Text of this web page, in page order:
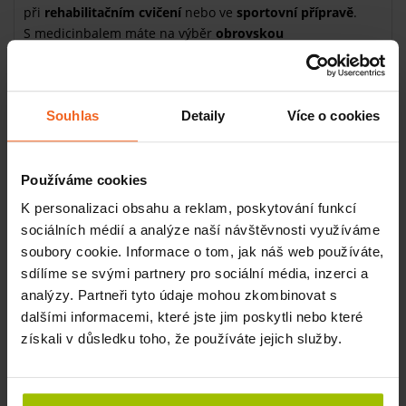
Souhlas Detaily Více o cookies
Používáme cookies
K personalizaci obsahu a reklam, poskytování funkcí
sociálních médií a analýze naší návštěvnosti využíváme
soubory cookie. Informace o tom, jak náš web používáte,
sdílíme se svými partnery pro sociální média, inzerci a
analýzy. Partneři tyto údaje mohou zkombinovat s
dalšími informacemi, které jste jim poskytli nebo které
získali v důsledku toho, že používáte jejich služby.
při rehabilitačním cvičenínebo ve sportovní přípravě.
S medicinbalem máte na výběr obrovskou
Vsaďte na dlouholeté zkušenosti sportovců i terapeutů a
zařaďte medicinbal do svého cvičebního rituálu. Odměnou
vám budedokonale vyladěnétělo.
Medicinbaly patří mezi nejstarší
si s nimi zacvičíte neskutečné množství různých cviků na
zpevnění celého tělaazvýšenífyzickékondice . Skvěle se
hodí i prorekonvalescenci po úrazech . V současnosti je
oblíbenou pomůckou při populárnímcrossfitnebo
funkčním tréninku .
Medicinbaly jsou skvělé při tréninku mnoha sportovních
disciplín. Neměly by proto chybět v žádné tělocvičně ani
sportovním klubu. Děti se s nimi přirozeně a nenásilně učí